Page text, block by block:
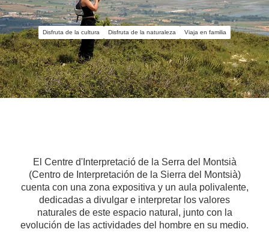
Disfruta de la cultura Disfruta de la naturaleza Viaja en familia
El Centre d'Interpretació de la Serra del Montsià
(Centro de Interpretación de la Sierra del Montsià)
cuenta con una zona expositiva y un aula polivalente,
dedicadas a divulgar e interpretar los valores
naturales de este espacio natural, junto con la
evolución de las actividades del hombre en su medio.